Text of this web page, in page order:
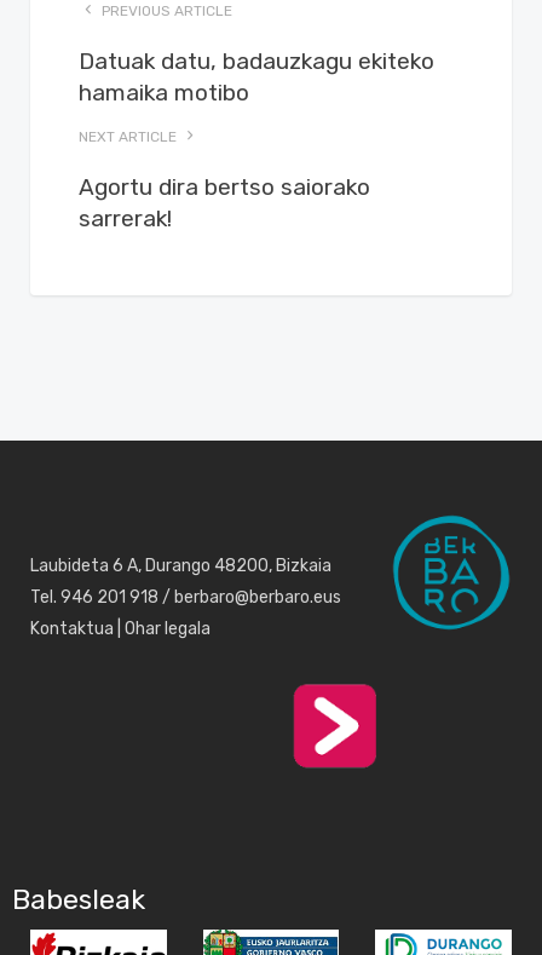
PREVIOUS ARTICLE
Datuak datu, badauzkagu ekiteko
hamaika motibo
NEXT ARTICLE
Agortu dira bertso saiorako
sarrerak!
Laubideta 6 A, Durango 48200, Bizkaia
Tel. 946 201 918 / berbaro@berbaro.eus
Kontaktua Ohar legala
Babesleak